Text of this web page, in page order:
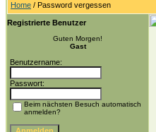
Home / Password vergessen
Registrierte Benutzer
Guten Morgen!
Gast
Benutzername:
Passwort:
Beim nächsten Besuch automatisch
anmelden?